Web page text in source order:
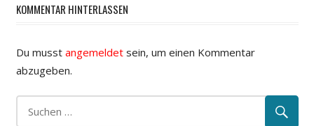
KOMMENTAR HINTERLASSEN
Du musst angemeldetsein, um einen Kommentar
abzugeben.